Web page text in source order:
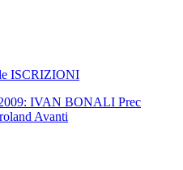
ISCRIZIONI
2009: IVAN BONALI Prec
Avanti